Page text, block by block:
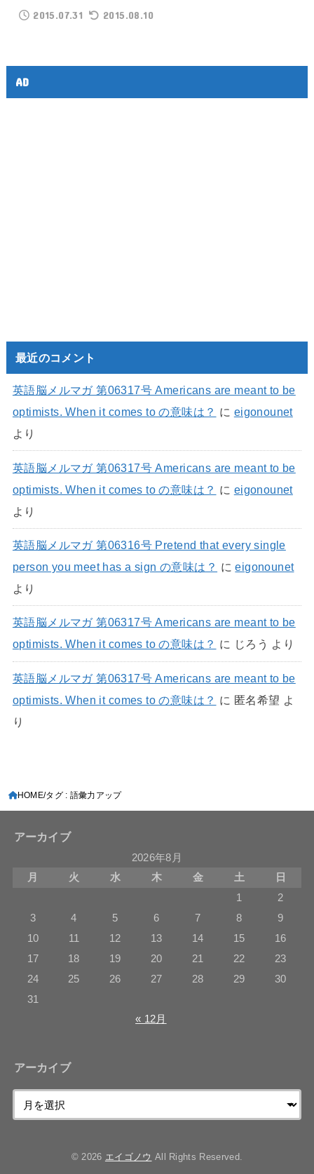
2015.07.31
2015.08.10
AD
最近のコメント
英語脳メルマガ 第06317号 Americans are meant to be
optimists. When it comes to の意味は？ に eigonounet
より
英語脳メルマガ 第06317号 Americans are meant to be
optimists. When it comes to の意味は？ に eigonounet
より
英語脳メルマガ 第06316号 Pretend that every single
person you meet has a sign の意味は？ にeigonounet
より
英語脳メルマガ 第06317号 Americans are meant to be
optimists. When it comes to の意味は？ に じろう より
英語脳メルマガ 第06317号 Americans are meant to be
optimists. When it comes to の意味は？ に 匿名希望 よ
り
HOME タグ : 語彙力アップ
アーカイブ
2026年8月
月
火 水 木 金 土
日
1
2
3
4 5 6 7 8
9
10
11 12 13 14 15
16
17
18 19 20 21 22
23
24
25 26 27 28 29
30
31
« 12月
アーカイブ
© 2026 エイゴノウ All Rights Reserved.